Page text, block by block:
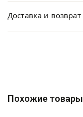
Доставка и возврат
Похожие товары